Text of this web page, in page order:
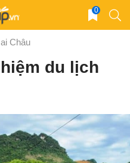
0
Châu
du lịch